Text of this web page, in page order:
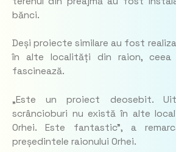
bănci.
Deși proiecte similare au fost
în alte localități din raion, ceea
fascinează.
„Este un proiect deosebit.
scrâncioburi nu există în alte
Orhei. Este fantastic”, a
președintele raionului Orhei.